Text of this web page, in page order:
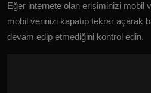
Eğer internete olan erişiminizi mobil
mobil verinizi kapatıp tekrar açarak
devam edip etmediğini kontrol edin.